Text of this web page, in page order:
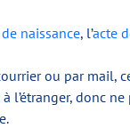
naissance, l’acte
ou par
donc